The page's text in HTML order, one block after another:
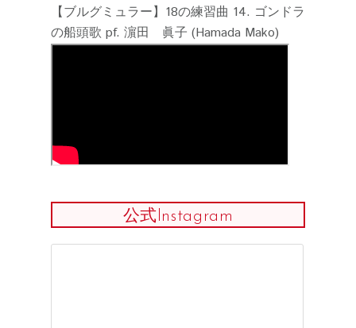
【ブルグミュラー】18の練習曲 14. ゴンドラ
の船頭歌 pf. 濵田 眞子 (Hamada Mako)
公式Instagram